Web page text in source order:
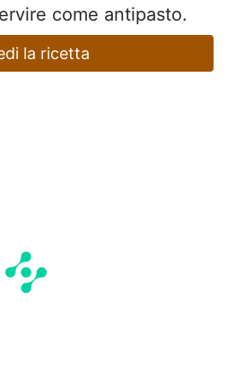
come antipasto.
la ricetta